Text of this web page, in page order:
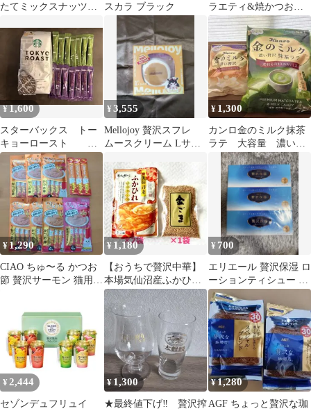
たてミックスナッツ
スカラ ブラック
ラエティ&焼かつおデ
ィナーバラエティ 40
本×2箱
¥1,600
スターバックス トー
キョーロースト ち
ょっと贅沢な珈琲店
¥3,555
Mellojoy 贅沢スフレ
ムースクリーム Lサイ
¥ 1,300
カンロ金のミルク抹茶
ラテ 大容量 濃い贅
沢2つセット
¥1,290
CIAO ちゅ〜る かつお
節 贅沢サーモン 猫用お
¥ 1,180
【おうちで贅沢中華】
本場気仙沼産ふかひれ
濃縮スープ2袋＆香る金
ごまセット1袋
¥ 700
エリエール 贅沢保湿 ロ
ーションティシュー 3
箱セット
¥ 2,444
セゾンデュフリュイ
¥ 1,300
★最終値下げ‼️ 贅沢搾
¥1,280
AGF ちょっと贅沢な珈